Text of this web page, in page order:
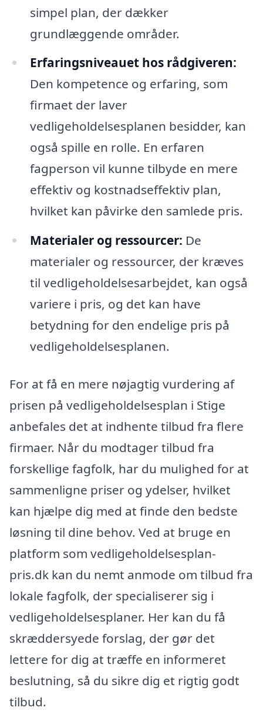
simpel plan, der dækker
grundlæggende områder.
Erfaringsniveauet hos rådgiveren:
Den kompetence og erfaring, som
firmaet der laver
vedligeholdelsesplanen besidder, kan
også spille en rolle. En erfaren
fagperson vil kunne tilbyde en mere
effektiv og kostnadseffektiv plan,
hvilket kan påvirke den samlede pris.
Materialer og ressourcer: De
materialer og ressourcer, der kræves
til vedligeholdelsesarbejdet, kan også
variere i pris, og det kan have
betydning for den endelige pris på
vedligeholdelsesplanen.
For at få en mere nøjagtig vurdering af
prisen på vedligeholdelsesplan i Stige
anbefales det at indhente tilbud fra flere
firmaer. Når du modtager tilbud fra
forskellige fagfolk, har du mulighed for at
sammenligne priser og ydelser, hvilket
kan hjælpe dig med at finde den bedste
løsning til dine behov. Ved at bruge en
platform som vedligeholdelsesplan-
pris.dk kan du nemt anmode om tilbud fra
lokale fagfolk, der specialiserer sig i
vedligeholdelsesplaner. Her kan du få
skræddersyede forslag, der gør det
lettere for dig at træffe en informeret
beslutning, så du sikre dig et rigtig godt
tilbud.